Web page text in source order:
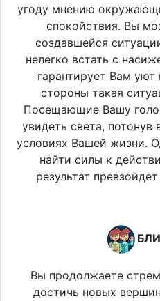
угоду мнению
спокойствия. Вы
создавшейся
нелегко встать с
гарантирует Вам
стороны такая
Посещающие Вашу
увидеть света,
условиях Вашей жизни.
найти силы к
результат
Вы продолжаете
достичь новых